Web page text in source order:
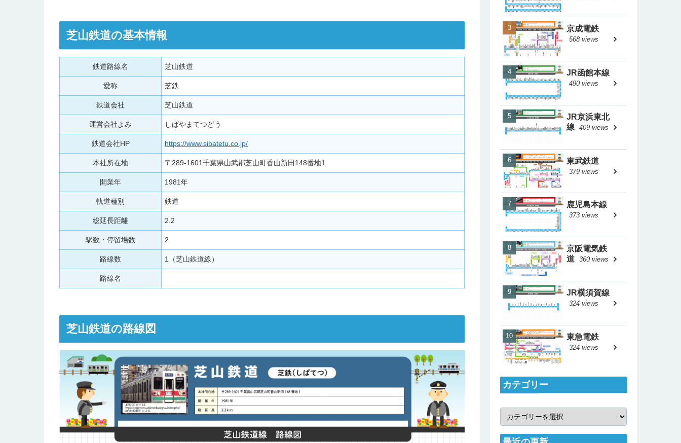
芝山鉄道の基本情報
鉄道路線名 芝山鉄道
愛称 芝鉄
鉄道会社 芝山鉄道
運営会社よみ しばやまてつどう
鉄道会社HP https://www.sibatetu.co.jp/
本社所在地 〒289-1601千葉県山武郡芝山町香山新田148番地1
開業年 1981年
軌道種別 鉄道
総延長距離 2.2
駅数・停留場数 2
路線数 1（芝山鉄道線）
路線名
芝山鉄道の路線図
京成電鉄
568 views
JR函館本線
490 views
JR京浜東北
線 409 views
東武鉄道
379 views
鹿児島本線
373 views
京阪電気鉄
道 360 views
JR横須賀線
324 views
東急電鉄
324 views
カテゴリー